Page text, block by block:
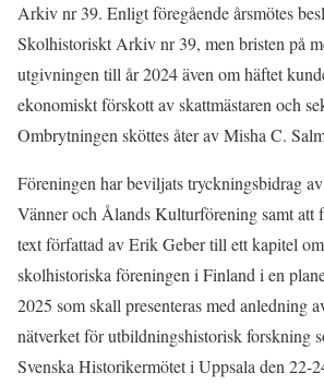
Arkiv nr 39. Enligt föregående årsmötes
Skolhistoriskt Arkiv nr 39, men bristen på
utgivningen till år 2024 även om häftet
ekonomiskt förskott av skattmästaren och
Ombrytningen sköttes åter av Misha C.
Föreningen har beviljats tryckningsbidrag
Vänner och Ålands Kulturförening samt att
text författad av Erik Geber till ett kapitel
skolhistoriska föreningen i Finland i en
2025 som skall presenteras med anledning
nätverket för utbildningshistorisk forskning
Svenska Historikermötet i Uppsala den 22-